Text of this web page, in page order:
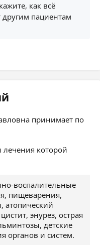
как всё
пациентам
принимает по
лечения которой
воспалительные
пищеварения,
атопический
энурез, острая
детские
органов и систем.